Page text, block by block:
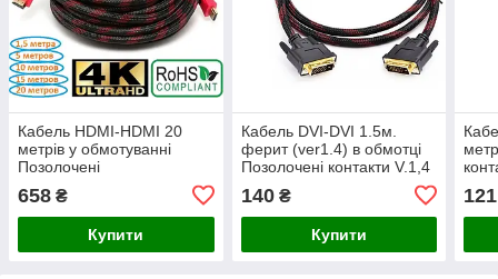
Кабель HDMI-HDMI 20
метрів у обмотуванні
Позолочені
658 ₴
Купити
Кабель DVI-DVI 1.5м.
ферит (ver1.4) в обмотці
Позолочені контакти V.1,4
140₴
Купити
121